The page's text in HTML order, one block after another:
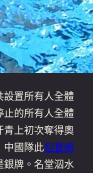
設置所有人全體
的所有人全體
上初次奪得奧
中國隊此包養網
銀牌。名堂泅水